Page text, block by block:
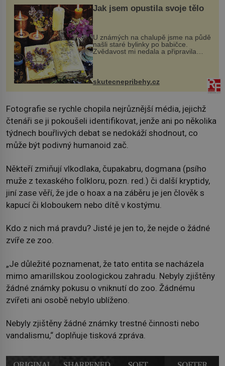
Jak jsem opustila svoje tělo
U známých na chalupě jsme na půdě
našli staré bylinky po babičce.
Zvědavost mi nedala a připravila
jsem si z nich lektvar… Zimní pobyt
na chalupě se pro mě vlastní vinou
změnil v děsivý zážitek, na kt...
skutecnepribehy.cz
Fotografie se rychle chopila nejrůznější média, jejichž
čtenáři se ji pokoušeli identifikovat, jenže ani po několika
týdnech bouřlivých debat se nedokáží shodnout, co
může být podivný humanoid zač.
Někteří zmiňují vlkodlaka, čupakabru, dogmana (psího
muže z texaského folkloru, pozn. red.) či další kryptidy,
jiní zase věří, že jde o hoax a na záběru je jen člověk s
kapucí či kloboukem nebo dítě v kostýmu.
Kdo z nich má pravdu? Jisté je jen to, že nejde o žádné
zvíře ze zoo.
„Je důležité poznamenat, že tato entita se nacházela
mimo amarillskou zoologickou zahradu. Nebyly zjištěny
žádné známky pokusu o vniknutí do zoo. Žádnému
zvířeti ani osobě nebylo ublíženo.
Nebyly zjištěny žádné známky trestné činnosti nebo
vandalismu,“ doplňuje tisková zpráva.